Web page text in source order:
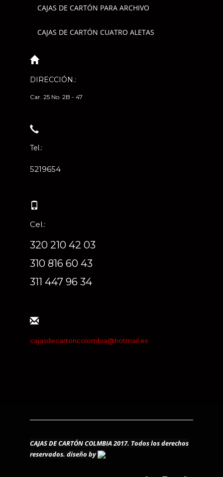
CAJAS DE CARTÓN PARA ARCHIVO
CAJAS DE CARTÓN CUATRO ALETAS
DIRECCIÓN.:
Car. 25 No. 2B - 47
Tel.:
5219654
Cel.:
320 210 42 03
310 816 60 43
311 447 96 34
cajasdecartoncolombia@hotmail.es
CAJAS DE CARTÓN COLMBIA 2017. Todos los derechos
reservados. diseño by